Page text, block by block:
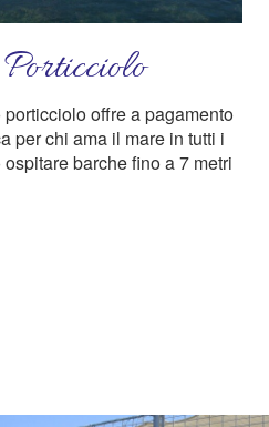
Porticciolo
offre a pagamento
per chi ama il mare in tutti i
barche fino a 7 metri